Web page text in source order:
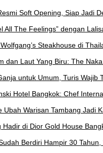
Soft Opening, Siap Jadi
All The Feelings” dengan
Steakhouse di
dan Laut Yang Biru: The
untuk Umum, Turis Wajib
Hotel Bangkok: Chef
Ubah Warisan Tambang Jadi
Hadir di Dior Gold House
Berdiri Hampir 30 Tahun,